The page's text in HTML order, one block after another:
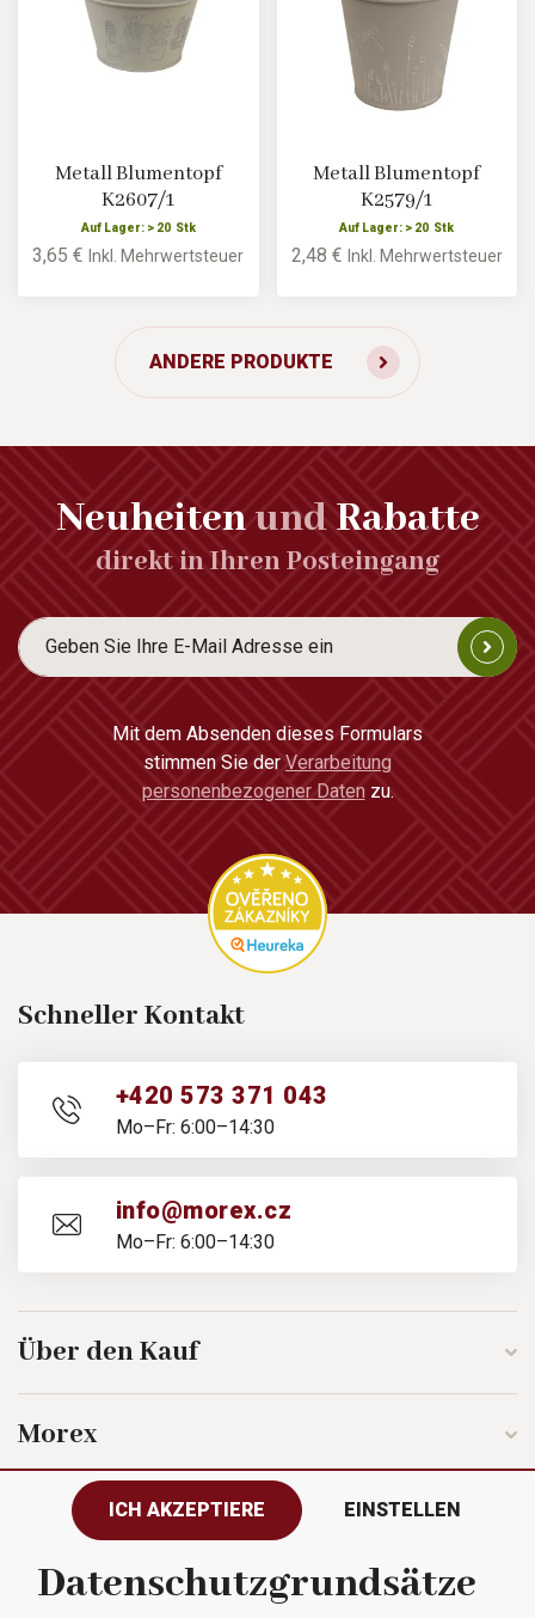
Metall Blumentopf
K2607/1
Auf Lager: > 20 Stk
3,65 €Inkl. Mehrwertsteuer
Metall Blumentopf
K2579/1
Auf Lager: > 20 Stk
2,48 € Inkl. Mehrwertsteuer
ANDERE PRODUKTE
NeuheitenundRabatte
direkt in Ihren Posteingang
Mit dem Absenden dieses Formulars
stimmen Sie der Verarbeitung
personenbezogener Daten zu.
Schneller Kontakt
+420 573 371 043
Mo–Fr: 6:00–14:30
info@morex.cz
Mo–Fr: 6:00–14:30
Über den Kauf
Morex
Folgen Sie uns
ICH AKZEPTIERE EINSTELLEN
Datenschutzgrundsätze